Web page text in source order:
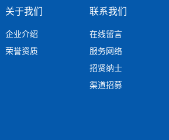
关于我们
企业介绍
荣誉资质
联系我们
在线留言
服务网络
招贤纳士
渠道招募